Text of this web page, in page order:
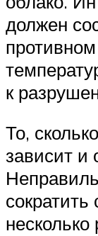
должен
к
То,
зависит и
несколько